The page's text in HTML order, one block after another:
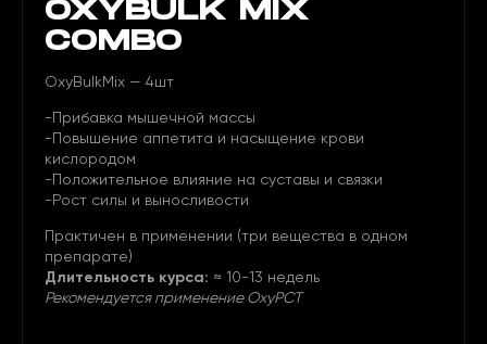
OXYBULK MIX
COMBO
OxyBulkMix — 4шт
-Прибавка мышечной массы
-Повышение аппетита и насыщение крови
кислородом
-Положительное влияние на суставы и связки
-Рост силы и выносливости
Практичен в применении (три вещества в одном
препарате)
Длительность курса: ≈ 10-13 недель
Рекомендуется применение OxyPCT